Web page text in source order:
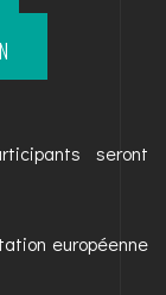
seront
européenne